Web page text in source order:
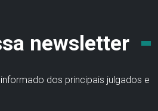
newsletter
dos principais julgados e